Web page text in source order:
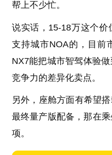
帮上不少忙。
说实话，15-18万这个价
支持城市NOA的，目前
NX7能把城市智驾体验
竞争力的差异化卖点。
另外，座舱方面有希望
最终量产版配备，那在
项。